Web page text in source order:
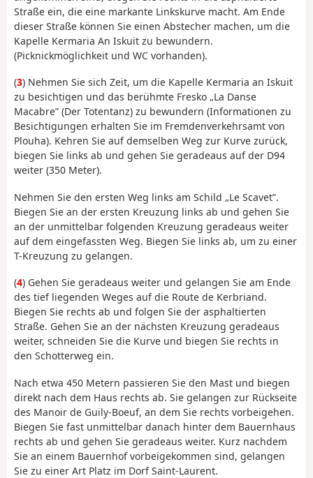
Straße ein, die eine markante Linkskurve macht. Am Ende
dieser Straße können Sie einen Abstecher machen, um die
Kapelle Kermaria An Iskuit zu bewundern.
(Picknickmöglichkeit und WC vorhanden).
(3) Nehmen Sie sich Zeit, um die Kapelle Kermaria an Iskuit
zu besichtigen und das berühmte Fresko „La Danse
Macabre” (Der Totentanz) zu bewundern (Informationen zu
Besichtigungen erhalten Sie im Fremdenverkehrsamt von
Plouha). Kehren Sie auf demselben Weg zur Kurve zurück,
biegen Sie links ab und gehen Sie geradeaus auf der D94
weiter (350 Meter).
Nehmen Sie den ersten Weg links am Schild „Le Scavet”.
Biegen Sie an der ersten Kreuzung links ab und gehen Sie
an der unmittelbar folgenden Kreuzung geradeaus weiter
auf dem eingefassten Weg. Biegen Sie links ab, um zu einer
T-Kreuzung zu gelangen.
(4) Gehen Sie geradeaus weiter und gelangen Sie am Ende
des tief liegenden Weges auf die Route de Kerbriand.
Biegen Sie rechts ab und folgen Sie der asphaltierten
Straße. Gehen Sie an der nächsten Kreuzung geradeaus
weiter, schneiden Sie die Kurve und biegen Sie rechts in
den Schotterweg ein.
Nach etwa 450 Metern passieren Sie den Mast und biegen
direkt nach dem Haus rechts ab. Sie gelangen zur Rückseite
des Manoir de Guily-Boeuf, an dem Sie rechts vorbeigehen.
Biegen Sie fast unmittelbar danach hinter dem Bauernhaus
rechts ab und gehen Sie geradeaus weiter. Kurz nachdem
Sie an einem Bauernhof vorbeigekommen sind, gelangen
Sie zu einer Art Platz im Dorf Saint-Laurent.